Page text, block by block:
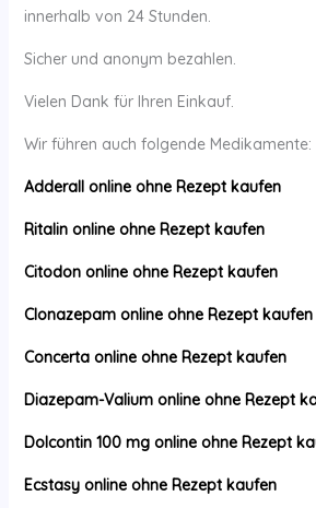
innerhalb von 24 Stunden.
Sicher und anonym bezahlen.
Vielen Dank für Ihren Einkauf.
Wir führen auch folgende Medikamente:
Adderall online ohne Rezept kaufen
Ritalin online ohne Rezept kaufen
Citodon online ohne Rezept kaufen
Clonazepam online ohne Rezept kaufen
Concerta online ohne Rezept kaufen
Diazepam-Valium online ohne Rezept
Dolcontin 100 mg online ohne Rezept
Ecstasy online ohne Rezept kaufen